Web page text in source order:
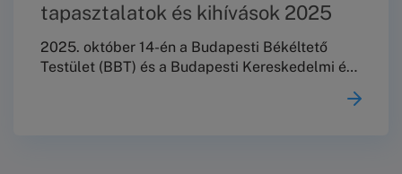
tapasztalatok és kihívások 2025
2025. október 14-én a Budapesti Békéltető
Testület (BBT) és a Budapesti Kereskedelmi és